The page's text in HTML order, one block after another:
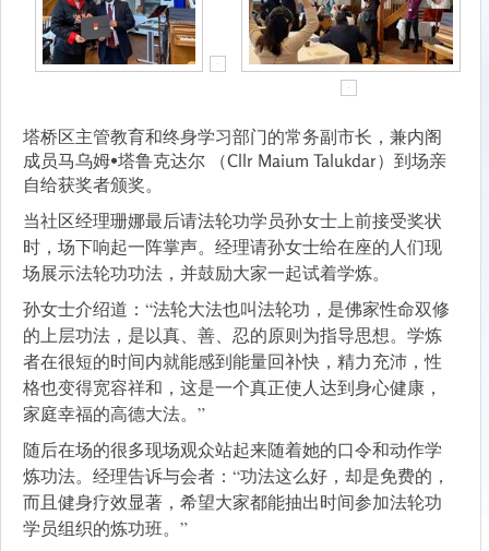
塔桥区主管教育和终身学习部门的常务副市长，兼内阁
成员马乌姆•塔鲁克达尔 （Cllr Maium Talukdar）到场亲
自给获奖者颁奖。
当社区经理珊娜最后请法轮功学员孙女士上前接受奖状
时，场下响起一阵掌声。经理请孙女士给在座的人们现
场展示法轮功功法，并鼓励大家一起试着学炼。
孙女士介绍道：“法轮大法也叫法轮功，是佛家性命双修
的上层功法，是以真、善、忍的原则为指导思想。学炼
者在很短的时间内就能感到能量回补快，精力充沛，性
格也变得宽容祥和，这是一个真正使人达到身心健康，
家庭幸福的高德大法。”
随后在场的很多现场观众站起来随着她的口令和动作学
炼功法。经理告诉与会者：“功法这么好，却是免费的，
而且健身疗效显著，希望大家都能抽出时间参加法轮功
学员组织的炼功班。”